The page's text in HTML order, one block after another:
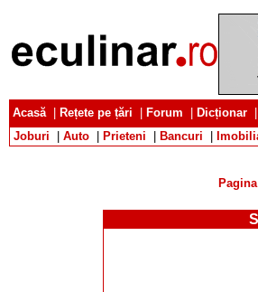
Acasă| Rețete pe țări Forum Dicționar
Joburi
Auto Prieteni Bancuri